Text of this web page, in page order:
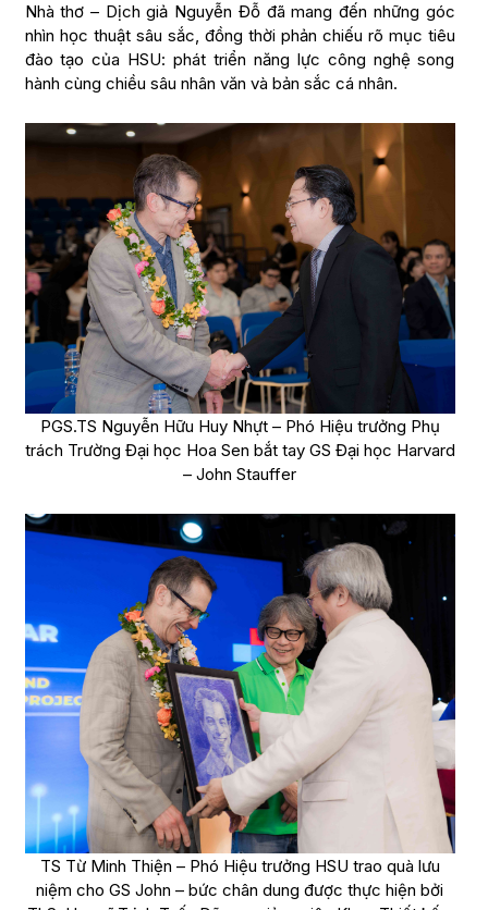
Nhà thơ – Dịch giả Nguyễn Đỗ đã mang đến những góc
nhìn học thuật sâu sắc, đồng thời phản chiếu rõ mục tiêu
đào tạo của HSU: phát triển năng lực công nghệ song
hành cùng chiều sâu nhân văn và bản sắc cá nhân.
PGS.TS Nguyễn Hữu Huy Nhựt – Phó Hiệu trưởng Phụ
trách Trường Đại học Hoa Sen bắt tay GS Đại học Harvard
– John Stauffer
TS Từ Minh Thiện – Phó Hiệu trưởng HSU trao quà lưu
niệm cho GS John – bức chân dung được thực hiện bởi